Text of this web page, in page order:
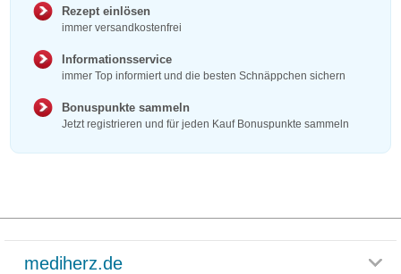
Rezept einlösen
immer versandkostenfrei
Informationsservice
immer Top informiert und die besten Schnäppchen sichern
Bonuspunkte sammeln
Jetzt registrieren und für jeden Kauf Bonuspunkte sammeln
mediherz.de